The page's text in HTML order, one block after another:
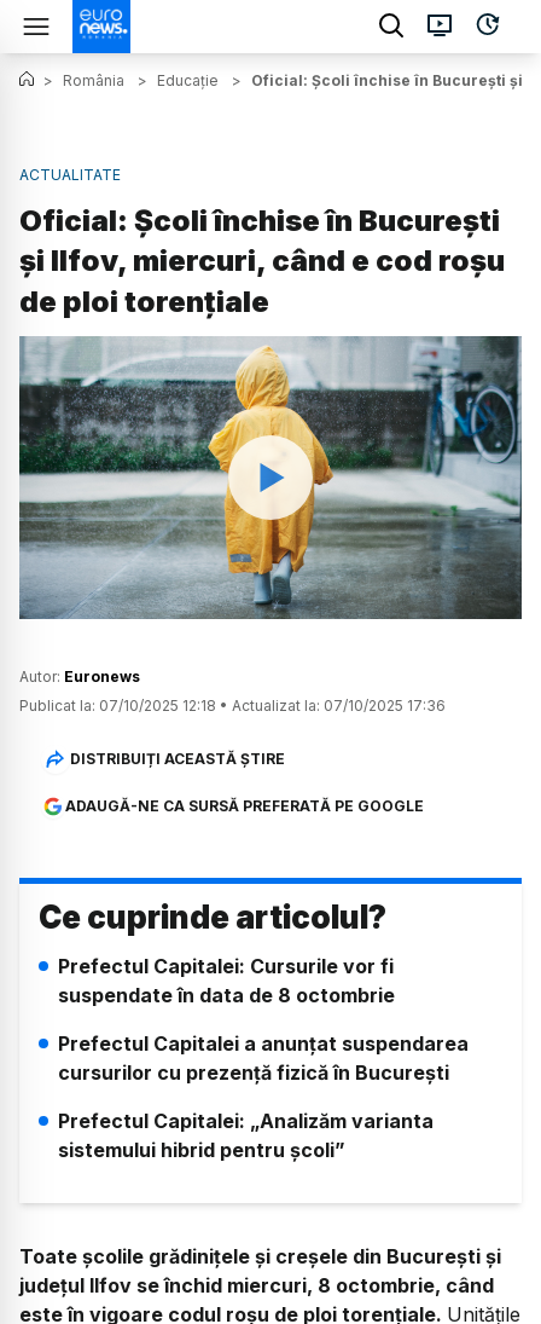
> România > Educație > Oficial: Școli închise în București și
ACTUALITATE
Oficial: Școli închise în București
și Ilfov, miercuri, când e cod roșu
de ploi torențiale
Watch
Autor: Euronews
Publicat la: 07/10/2025 12:18 • Actualizat la: 07/10/2025 17:36
DISTRIBUIȚI ACEASTĂ ȘTIRE
ADAUGĂ-NE CA SURSĂ PREFERATĂ PE GOOGLE
Ce cuprinde articolul?
Prefectul Capitalei: Cursurile vor fi
suspendate în data de 8 octombrie
Prefectul Capitalei a anunțat suspendarea
cursurilor cu prezență fizică în București
Prefectul Capitalei: „Analizăm varianta
sistemului hibrid pentru școli”
Toate școlile grădinițele și creșele din București și
județul Ilfov se închid miercuri, 8 octombrie, când
este în vigoare codul roșu de ploi torențiale. Unitățile